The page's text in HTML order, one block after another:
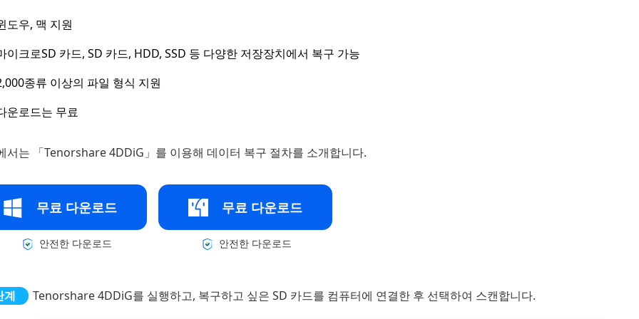
도우, 맥 지원
이크로SD 카드, SD 카드, HDD, SSD 등 다양한 저장장치에서 복구 가능
종류 이상의 파일 형식 지원
운로드는 무료
서는 「Tenorshare 4DDiG」를 이용해 데이터 복구 절차를 소개합니다.
무료 다운로드
안전한 다운로드
무료 다운로드
안전한 다운로드
Tenorshare 4DDiG를 실행하고, 복구하고 싶은 SD 카드를 컴퓨터에 연결한 후 선택하여 스캔합니다.